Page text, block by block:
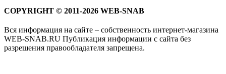
COPYRIGHT © 2011-2026 WEB-SNAB
Вся информация на сайте – собственность интернет-магазина
WEB-SNAB.RU Публикация информации с сайта без
разрешения правообладателя запрещена.